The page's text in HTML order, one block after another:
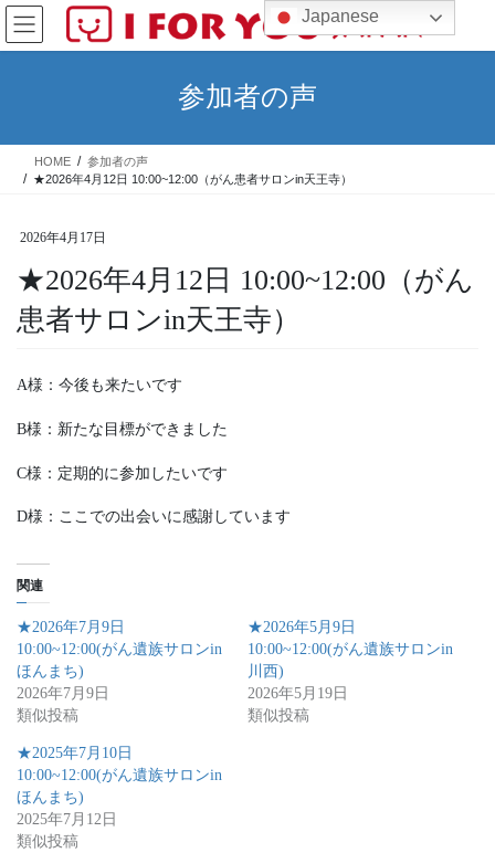
コ
ン
テ
ス
ナ
ビ
ゲ
ン
参加者の声
HOME
参加者の声
★2026年4月12日 10:00~12:00（がん患者サロンin天王寺）
2026年4月17日
★2026年4月12日 10:00~12:00（がん
患者サロンin天王寺）
A様：今後も来たいです
B様：新たな目標ができました
C様：定期的に参加したいです
D様：ここでの出会いに感謝しています
関連
★2026年7月9日
10:00~12:00(がん遺族サロンin
ほんまち)
2026年7月9日
類似投稿
★2026年5月9日
10:00~12:00(がん遺族サロンin
川西)
2026年5月19日
類似投稿
★2025年7月10日
10:00~12:00(がん遺族サロンin
ほんまち)
2025年7月12日
類似投稿
Japanese